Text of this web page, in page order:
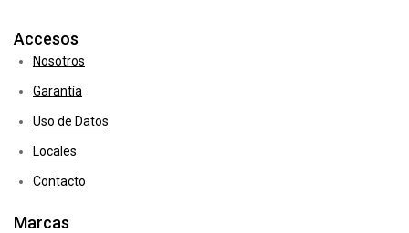
Accesos
Nosotros
Garantía
Uso de Datos
Locales
Contacto
Marcas